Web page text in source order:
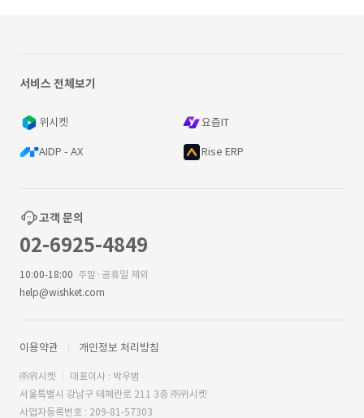
서비스 전체보기
위시켓 요즘IT
AIDP - AX Rise ERP
고객 문의
02-6925-4849
10:00-18:00 주말·공휴일 제외
help@wishket.com
이용약관 개인정보 처리방침
㈜위시켓
대표이사 : 박우범
서울특별시 강남구 테헤란로 211 3층 ㈜위시켓
사업자등록번호 : 209-81-57303